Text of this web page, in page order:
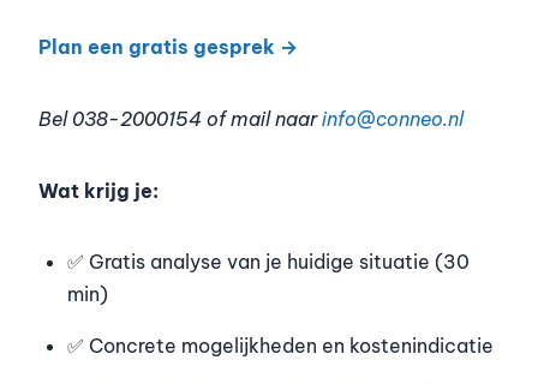
Plan een gratis gesprek →
Bel 038-2000154 of mail naarinfo@conneo.nl
Wat krijg je:
✅ Gratis analyse van je huidige situatie (30
min)
✅ Concrete mogelijkheden en kostenindicatie